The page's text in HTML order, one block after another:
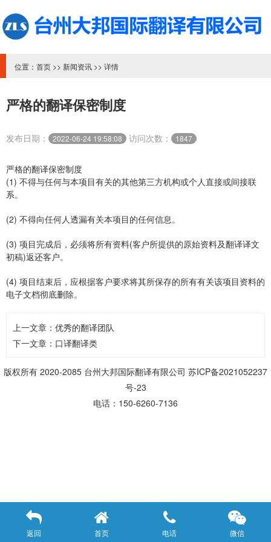
位置： 首页 >> 新闻资讯 >> 详情
严格的翻译保密制度
发布日期： 2022-06-24 19:58:08 访问次数： 1847
严格的翻译保密制度
(1) 不得与任何与本项目有关的其他第三方机构或个人直接或间接联
系。
(2) 不得向任何人透漏有关本项目的任何信息。
(3) 项目完成后，必须将所有资料(客户所提供的原始资料及翻译译文
初稿)返还客户。
(4) 项目结束后，应根据客户要求将其所保存的所有有关该项目资料的
电子文档彻底删除。
上一文章： 优秀的翻译团队
下一文章： 口译翻译类
版权所有 2020-2085 台州大邦国际翻译有限公司 苏ICP备2021052237
号-23
电话：150-6260-7136
返回 首页 电话 微信